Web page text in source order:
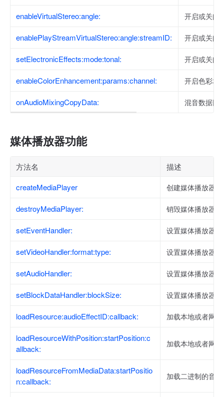
enableVirtualStereo:angle: 开启或关闭
enablePlayStreamVirtualStereo:angle:streamID: 开启或关闭
setElectronicEffects:mode:tonal: 开启或关闭
enableColorEnhancement:params:channel: 开启色彩增
onAudioMixingCopyData: 混音数据回
媒体播放器功能
方法名
描述
createMediaPlayer
创建媒体播放器
destroyMediaPlayer: 销毁媒体播放器
setEventHandler: 设置媒体播放器
setVideoHandler:format:type: 设置媒体播放器
setAudioHandler: 设置媒体播放器
setBlockDataHandler:blockSize: 设置媒体播放器
loadResource:audioEffectID:callback: 加载本地或者网
loadResourceWithPosition:startPosition:c
allback:
加载本地或者网
loadResourceFromMediaData:startPositio
n:callback:
加载二进制的音